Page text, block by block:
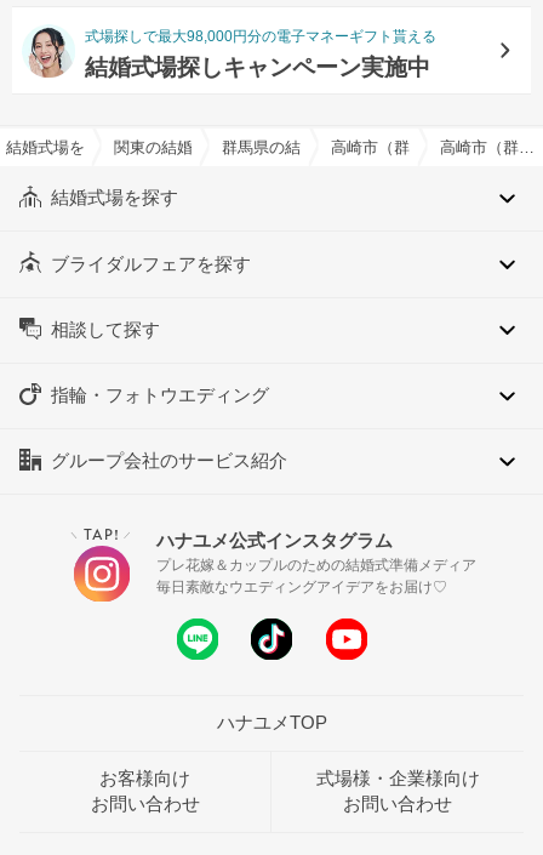
式場探しで最大98,000円分の電子マネーギフト貰える
結婚式場探しキャンペーン実施中
結婚式場を探すならハナユメ
関東の結婚式場群馬県の結婚式場高崎市（群馬県）の結婚式場
結婚式場を探す
ブライダルフェアを探す
相談して探す
指輪・フォトウエディング
グループ会社のサービス紹介
＼ TAP! ／ ハナユメ公式インスタグラム
プレ花嫁＆カップルのための結婚式準備メディア
毎日素敵なウエディングアイデアをお届け♡
ハナユメTOP
お客様向け
お問い合わせ
式場様・企業様向け
お問い合わせ